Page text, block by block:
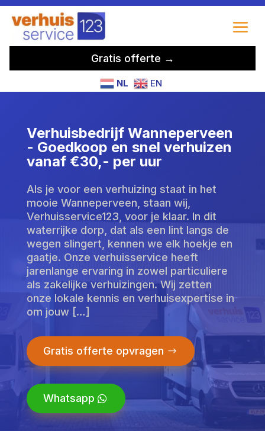
Gratis offerte →
NL EN
Verhuisbedrijf Wanneperveen
- Goedkoop en snel verhuizen
vanaf €30,- per uur
Als je voor een verhuizing staat in het
mooie Wanneperveen, staan wij,
Verhuisservice123, voor je klaar. In dit
waterrijke dorp, dat als een lint langs de
wegen slingert, kennen we elk hoekje en
gaatje. Onze verhuisservice heeft
jarenlange ervaring in zowel particuliere
als zakelijke verhuizingen. Wij zetten
onze lokale kennis en verhuisexpertise in
om jouw […]
Gratis offerte opvragen
Whatsapp